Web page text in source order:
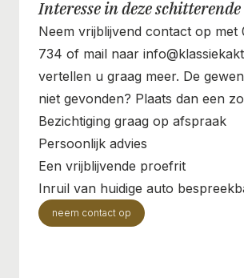
Interesse in deze
Neem vrijblijvend contact op met
734 of mail naar
vertellen u graag meer. De
niet gevonden? Plaats dan een
Bezichtiging graag op afspraak
Persoonlijk advies
Een vrijblijvende proefrit
Inruil van huidige auto
neem contact op